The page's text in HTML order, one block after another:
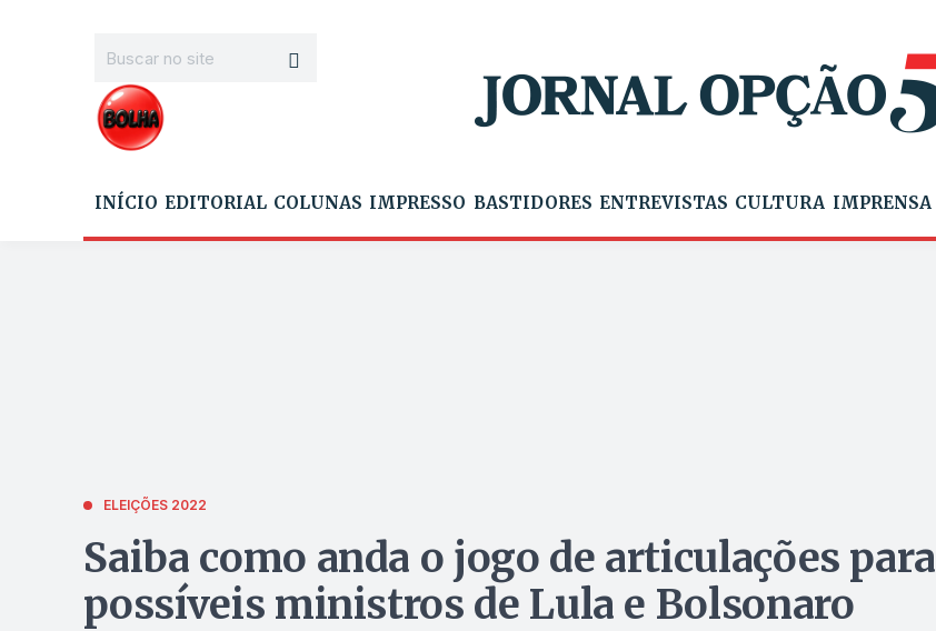
INÍCIO EDITORIAL COLUNAS IMPRESSO BASTIDORES ENTREVISTAS CULTURA IMPRENSA
ELEIÇÕES 2022
Saiba como anda o jogo de articulações para
possíveis ministros de Lula e Bolsonaro